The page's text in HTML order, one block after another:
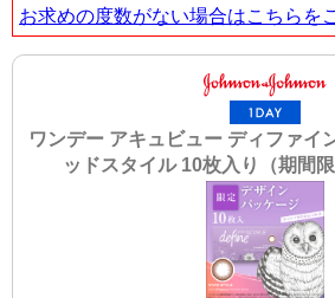
お求めの度数がない場合はこちら を
ワンデー アキュビュー ディファイ
ッドスタイル 10枚入り（期間